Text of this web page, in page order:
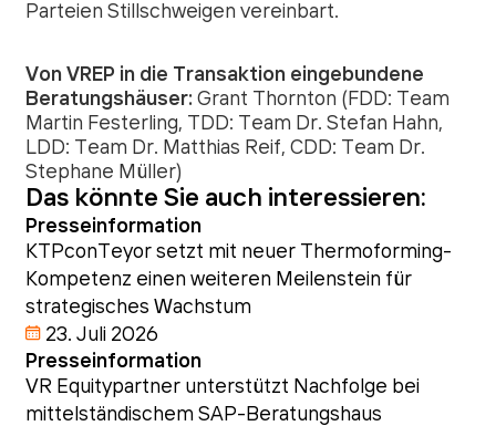
Parteien Stillschweigen vereinbart.
Von VREP in die Transaktion eingebundene
Beratungshäuser: Grant Thornton (FDD: Team
Martin Festerling, TDD: Team Dr. Stefan Hahn,
LDD: Team Dr. Matthias Reif, CDD: Team Dr.
Stephane Müller)
Das könnte Sie auch interessieren:
Presseinformation
KTPconTeyor setzt mit neuer Thermoforming-
Kompetenz einen weiteren Meilenstein für
strategisches Wachstum
23. Juli 2026
Presseinformation
VR Equitypartner unterstützt Nachfolge bei
mittelständischem SAP-Beratungshaus